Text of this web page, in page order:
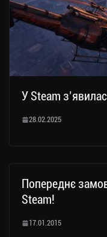
У Steam
28.02.2025
Попереднє
Steam!
17.01.2015